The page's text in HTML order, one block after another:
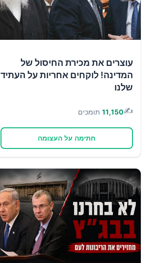
עוצרים את מכירת החיסול של
המדינה! לוקחים אחריות על העתיד
שלנו
✍️
11,150 תומכים
חתימה על העצומה